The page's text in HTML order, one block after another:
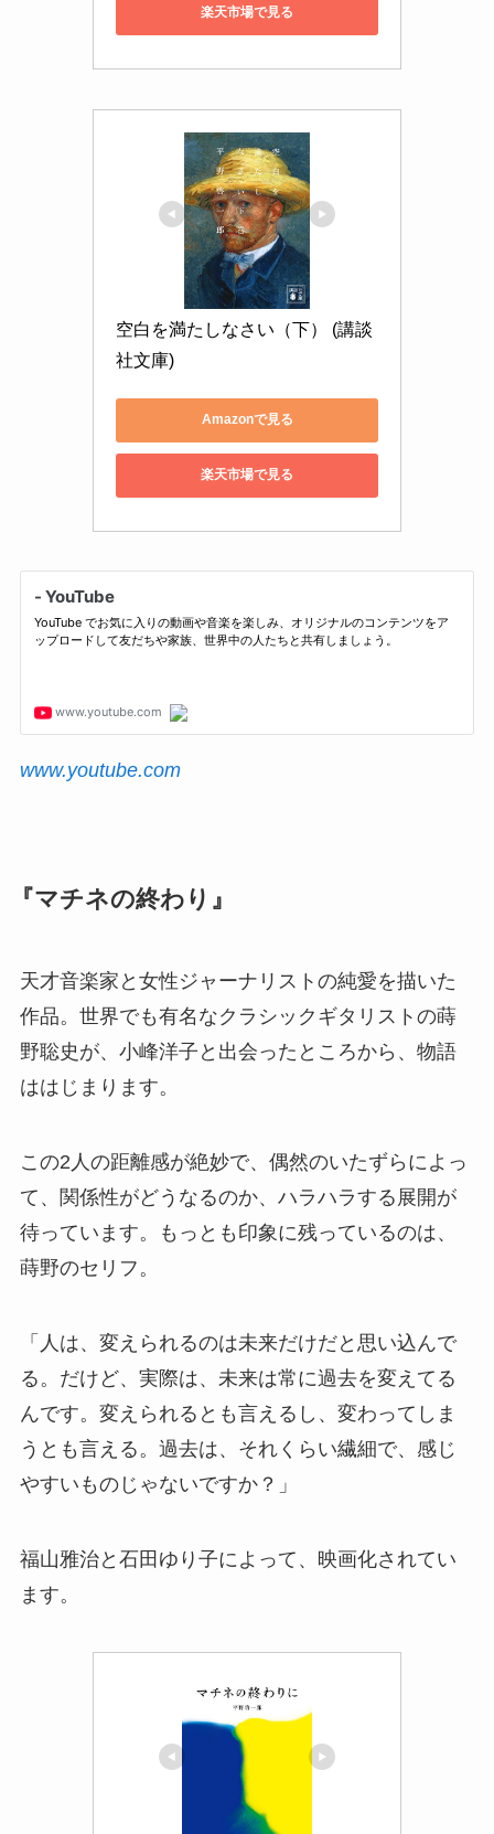
楽天市場で見る
空白を満たしなさい（下） (講談
社文庫)
Amazonで見る
楽天市場で見る
www.youtube.com
『マチネの終わり』
天才音楽家と女性ジャーナリストの純愛を描いた
作品。世界でも有名なクラシックギタリストの蒔
野聡史が、小峰洋子と出会ったところから、物語
ははじまります。
この2人の距離感が絶妙で、偶然のいたずらによっ
て、関係性がどうなるのか、ハラハラする展開が
待っています。もっとも印象に残っているのは、
蒔野のセリフ。
「人は、変えられるのは未来だけだと思い込んで
る。だけど、実際は、未来は常に過去を変えてる
んです。変えられるとも言えるし、変わってしま
うとも言える。過去は、それくらい繊細で、感じ
やすいものじゃないですか？」
福山雅治と石田ゆり子によって、映画化されてい
ます。